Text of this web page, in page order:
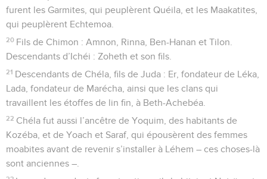
furent les Garmites, qui peuplèrent Quéila, et les Maakatites,
qui peuplèrent Echtemoa.
20 Fils de Chimon : Amnon, Rinna, Ben-Hanan et Tilon.
Descendants d’Ichéi : Zoheth et son fils.
21 Descendants de Chéla, fils de Juda : Er, fondateur de Léka,
Lada, fondateur de Marécha, ainsi que les clans qui
travaillent les étoffes de lin fin, à Beth-Achebéa.
22 Chéla fut aussi l’ancêtre de Yoquim, des habitants de
Kozéba, et de Yoach et Saraf, qui épousèrent des femmes
moabites avant de revenir s’installer à Léhem – ces choses-là
sont anciennes –.